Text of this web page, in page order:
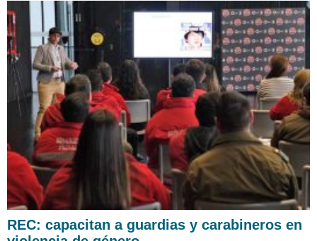
REC: capacitan a guardias y carabineros en